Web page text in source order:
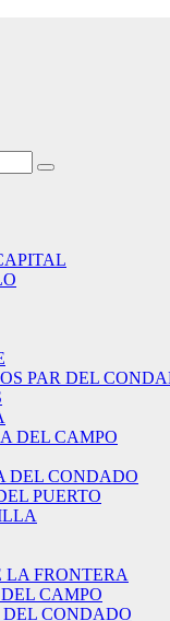
PAR DEL
DEL CAMPO
DEL CONDADO
PUERTO
LA FRONTERA
CAMPO
CONDADO